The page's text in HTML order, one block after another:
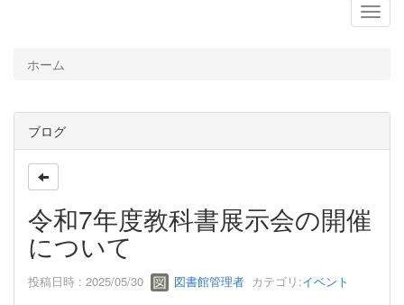
ホーム
ブログ
令和7年度教科書展示会の開催
について
投稿日時 : 2025/05/30 図書館管理者 カテゴリ:イベント